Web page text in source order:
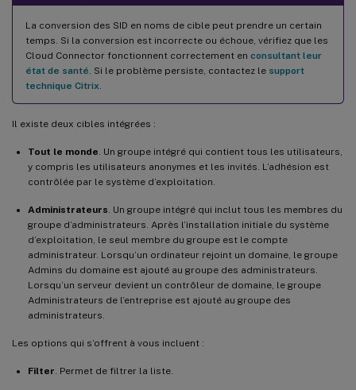
La conversion des SID en noms de cible peut prendre un certain
temps. Si la conversion est incorrecte ou échoue, vérifiez que les
Cloud Connector fonctionnent correctement en consultant leur
état de santé . Si le problème persiste, contactez le support
technique Citrix
Il existe deux cibles intégrées :
Tout le monde . Un groupe intégré qui contient tous les utilisateurs,
y compris les utilisateurs anonymes et les invités. L’adhésion est
contrôlée par le système d’exploitation.
Administrateurs . Un groupe intégré qui inclut tous les membres du
groupe d’administrateurs. Après l’installation initiale du système
d’exploitation, le seul membre du groupe est le compte
administrateur. Lorsqu’un ordinateur rejoint un domaine, le groupe
Admins du domaine est ajouté au groupe des administrateurs.
Lorsqu’un serveur devient un contrôleur de domaine, le groupe
Administrateurs de l’entreprise est ajouté au groupe des
administrateurs.
Les options qui s’offrent à vous incluent :
Filter . Permet de filtrer la liste.